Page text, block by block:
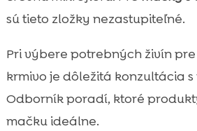
sú tieto zložky nezastupiteľné.
Pri výbere potrebných živín
krmivo je dôležitá konzultácia
Odborník poradí, ktoré
mačku ideálne.